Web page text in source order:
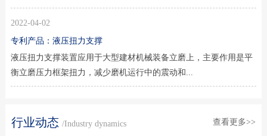
2022-04-02
专利产品：液压扭力支撑
液压扭力支撑装置应用于大型建材机械装备立磨上，主要作用是平
衡立磨压力框架扭力，减少磨机运行中的震动和...
行业动态 /Industry dynamics 查看更多>>